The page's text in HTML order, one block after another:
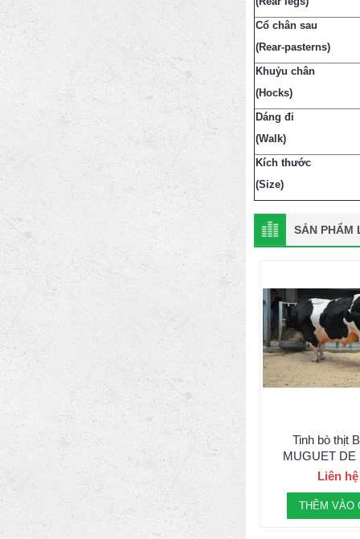
Cổ chân sau
(Rear-pasterns)
Khuỷu chân
(Hocks)
Dáng đi
(Walk)
Kích thước
(Size)
SẢN PHẨM
Tinh bò thịt
MUGUET DE
Liên hệ
THÊM VÀO